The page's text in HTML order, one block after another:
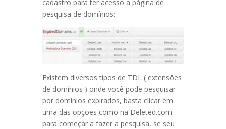
cadastro para ter acesso a página de
pesquisa de domínios:
Existem diversos tipos de TDL ( extensões
de domínios ) onde você pode pesquisar
por domínios expirados, basta clicar em
uma das opções como na Deleted.com
para começar a fazer a pesquisa, se seu